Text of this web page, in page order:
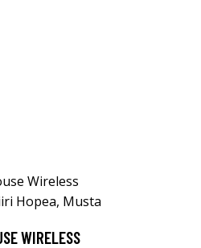
WIRELESS